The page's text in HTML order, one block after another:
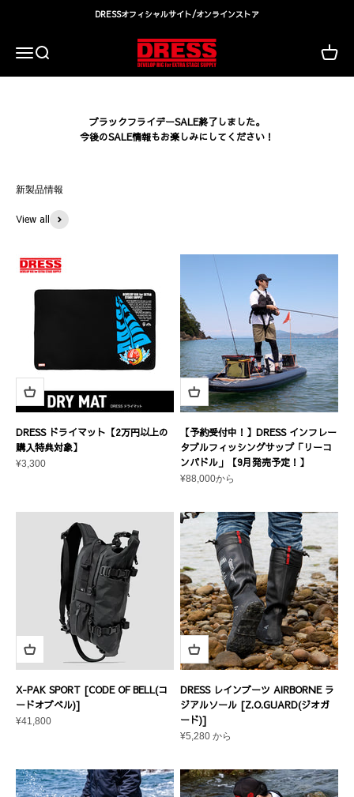
DRESSオフィシャルサイト/オンラインストア
メニュー
検索 DRESS(ドレス)|アウトドア・ウェア・釣り具カート
ブラックフライデーSALE終了しました。
今後のSALE情報もお楽しみにしてください！
View all
DRESS ドライマット【2万円以上の
購入特典対象】
セール価格
¥3,300
【予約受付中！】DRESS インフレー
タブルフィッシングサップ「リーコ
ンパドル」【9月発売予定！】
セール価格
¥88,000から
X-PAK SPORT [CODE OF BELL(コ
ードオブベル)]
セール価格
¥41,800
DRESS レインブーツ AIRBORNE ラ
ジアルソール [Z.O.GUARD(ジオガ
ード)]
セール価格
¥5,280 から